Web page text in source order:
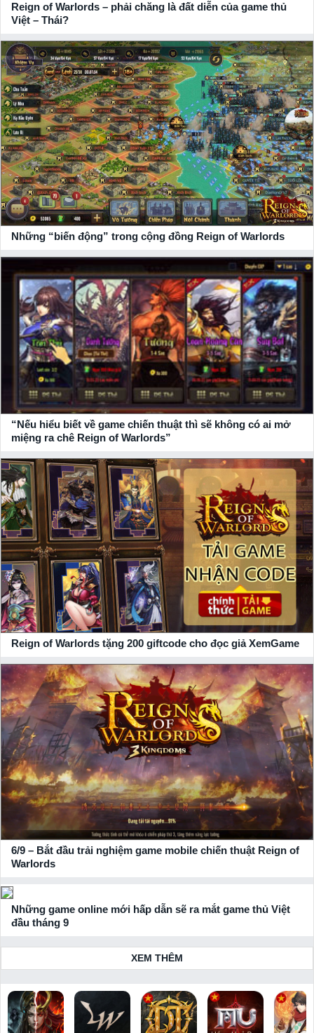
Reign of Warlords – phải chăng là đất diễn của game thủ
Việt – Thái?
Những “biến động” trong cộng đồng Reign of Warlords
“Nếu hiểu biết về game chiến thuật thì sẽ không có ai mở
miệng ra chê Reign of Warlords”
Reign of Warlords tặng 200 giftcode cho đọc giả XemGame
6/9 – Bắt đầu trải nghiệm game mobile chiến thuật Reign of
Warlords
Những game online mới hấp dẫn sẽ ra mắt game thủ Việt
đầu tháng 9
XEM THÊM